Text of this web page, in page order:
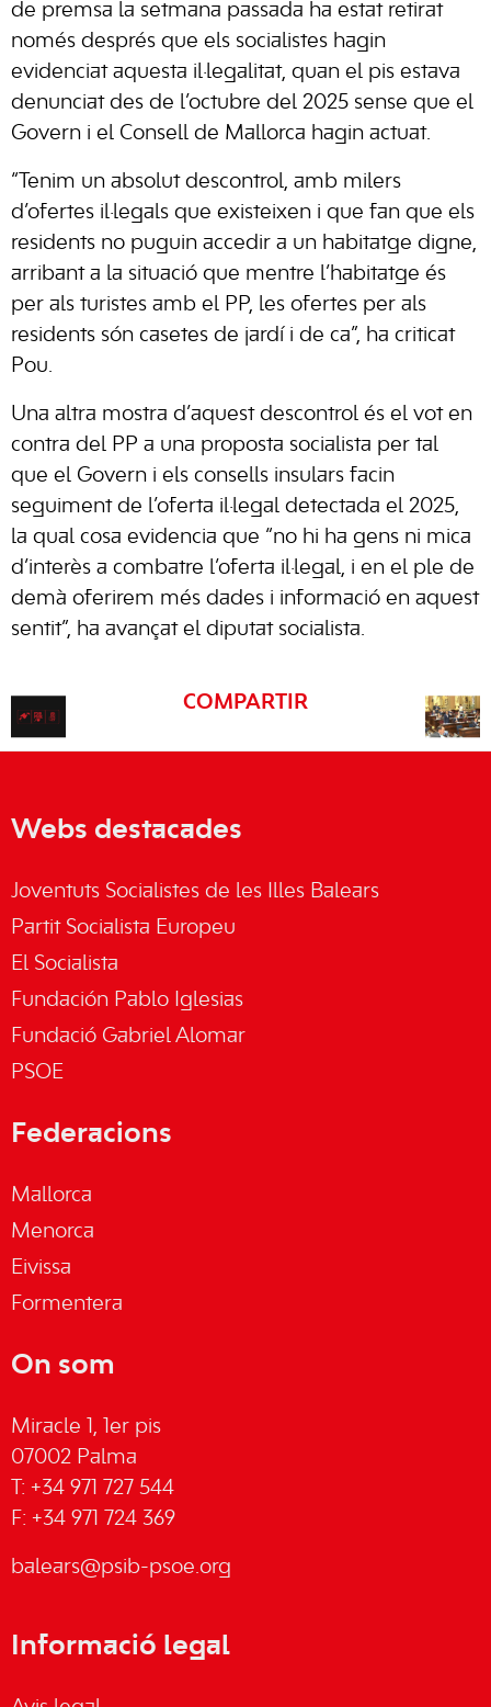
de premsa la setmana passada ha estat retirat
només després que els socialistes hagin
evidenciat aquesta il·legalitat, quan el pis estava
denunciat des de l’octubre del 2025 sense que el
Govern i el Consell de Mallorca hagin actuat.
“Tenim un absolut descontrol, amb milers
d’ofertes il·legals que existeixen i que fan que els
residents no puguin accedir a un habitatge digne,
arribant a la situació que mentre l’habitatge és
per als turistes amb el PP, les ofertes per als
residents són casetes de jardí i de ca”, ha criticat
Pou.
Una altra mostra d’aquest descontrol és el vot en
contra del PP a una proposta socialista per tal
que el Govern i els consells insulars facin
seguiment de l’oferta il·legal detectada el 2025,
la qual cosa evidencia que “no hi ha gens ni mica
d’interès a combatre l’oferta il·legal, i en el ple de
demà oferirem més dades i informació en aquest
sentit”, ha avançat el diputat socialista.
COMPARTIR
Webs destacades
Joventuts Socialistes de les Illes Balears
Partit Socialista Europeu
El Socialista
Fundación Pablo Iglesias
Fundació Gabriel Alomar
PSOE
Federacions
Mallorca
Menorca
Eivissa
Formentera
On som
Miracle 1, 1er pis
07002 Palma
T: +34 971 727 544
F: +34 971 724 369
balears@psib-psoe.org
Informació legal